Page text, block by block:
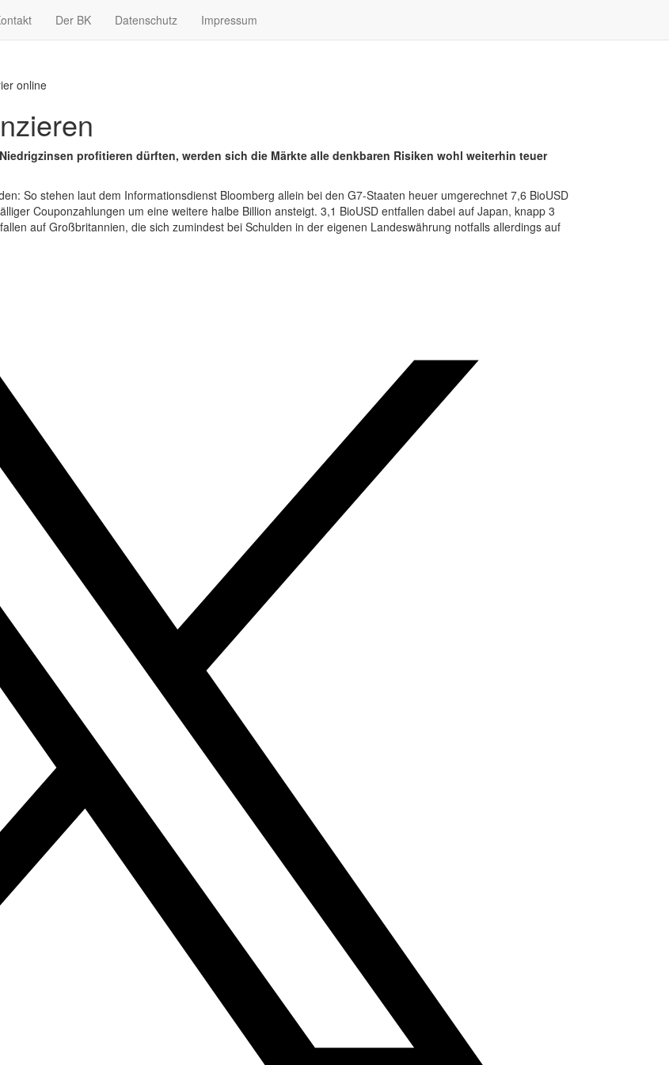
Der BK Datenschutz Impressum
online
profitieren dürften, werden sich die Märkte alle denkbaren Risiken wohl weiterhin teuer
So stehen laut dem Informationsdienst Bloomberg allein bei den G7-Staaten heuer umgerechnet 7,6 BioUSD
Couponzahlungen um eine weitere halbe Billion ansteigt. 3,1 BioUSD entfallen dabei auf Japan, knapp 3
auf Großbritannien, die sich zumindest bei Schulden in der eigenen Landeswährung notfalls allerdings auf